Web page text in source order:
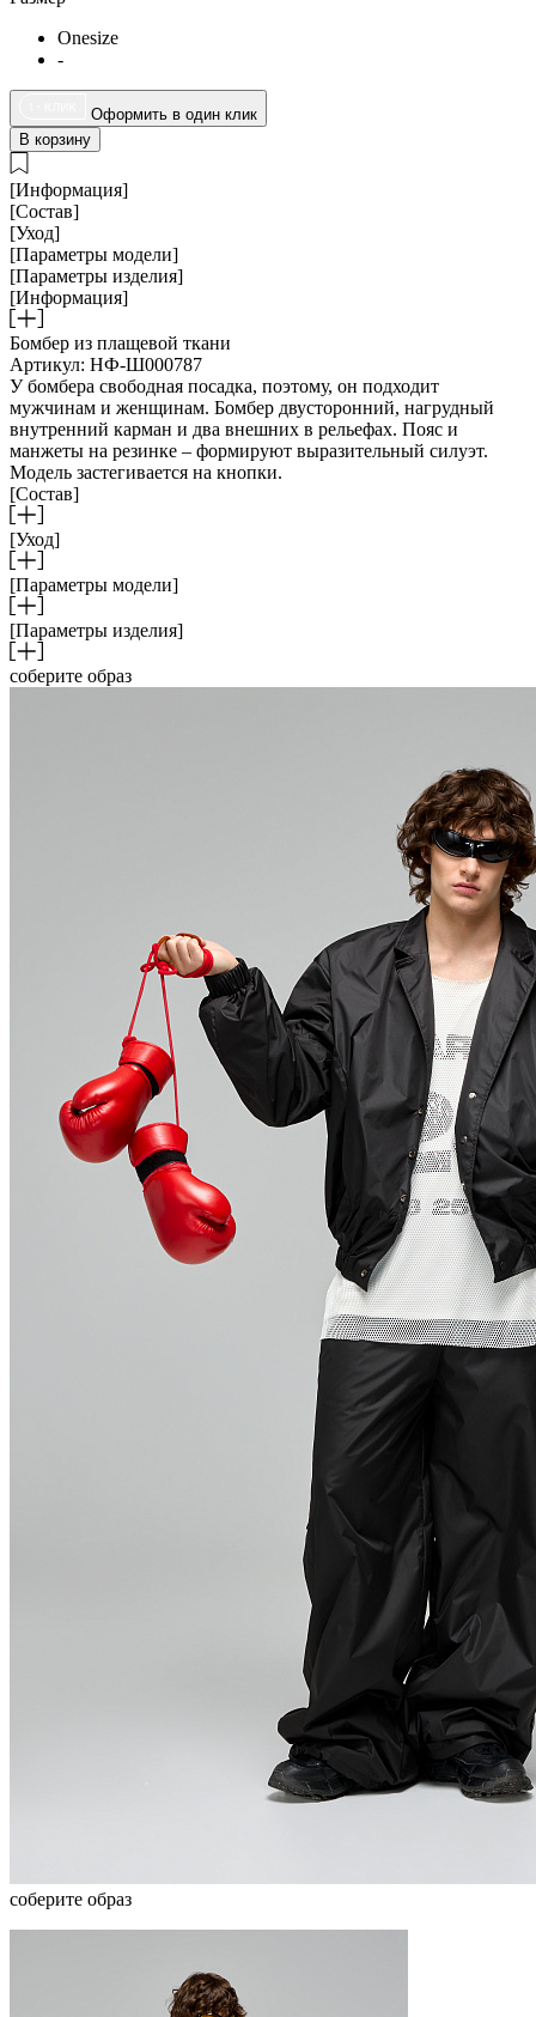
Onesize
-
Оформить в один клик
В корзину
[Информация]
[Состав]
[Уход]
[Параметры модели]
[Параметры изделия]
[Информация]
Бомбер из плащевой ткани
Артикул: НФ-Ш000787
У бомбера свободная посадка, поэтому, он подходит
мужчинам и женщинам. Бомбер двусторонний, нагрудный
внутренний карман и два внешних в рельефах. Пояс и
манжеты на резинке – формируют выразительный силуэт.
Модель застегивается на кнопки.
[Состав]
[Уход]
[Параметры модели]
[Параметры изделия]
соберите образ
соберите образ